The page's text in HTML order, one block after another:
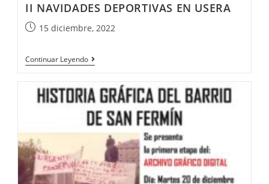
II NAVIDADES DEPORTIVAS EN USERA
15 diciembre, 2022
Continuar Leyendo